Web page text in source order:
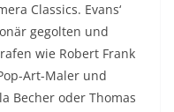
Classics. Evans‘
gegolten und
wie Robert Frank
Art-Maler und
Becher oder Thomas